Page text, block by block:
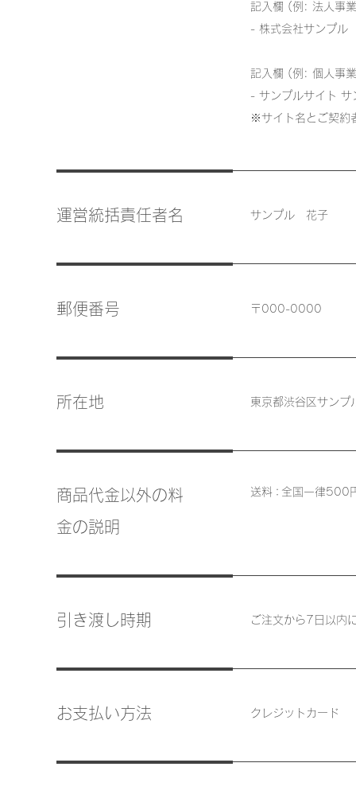
記入欄 (例: 法人事
- 株式会社サンプル
記入欄 (例: 個人事
- サンプルサイト サ
※サイト名とご契約
運営統括責任者名 サンプル 花子
郵便番号 〒000-0000
所在地 東京都渋谷区サン
商品代金以外の料
金の説明
送料： 全国一律500
引き渡し時期 ご注文から7日以内
お支払い方法 クレジットカード